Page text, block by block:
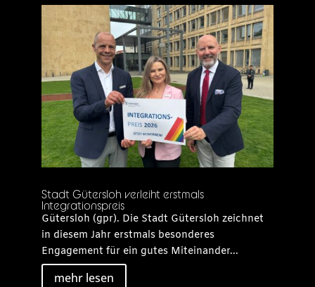
Stadt Gütersloh verleiht erstmals
Integrationspreis
Gütersloh (gpr). Die Stadt Gütersloh zeichnet
in diesem Jahr erstmals besonderes
Engagement für ein gutes Miteinander...
mehr lesen